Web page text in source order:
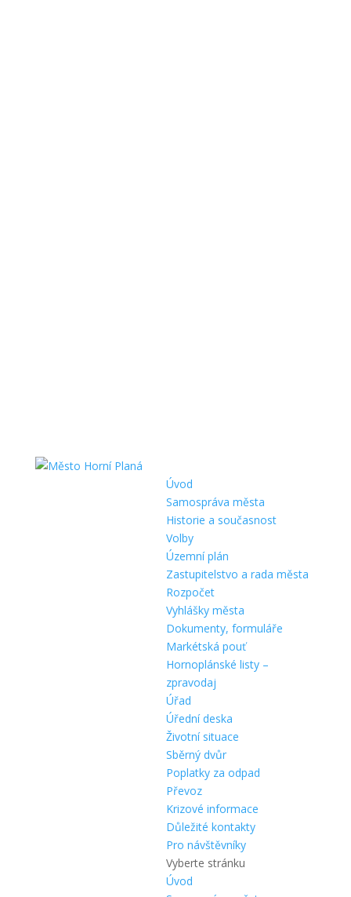
Úvod
Samospráva města
Historie a současnost
Volby
Územní plán
Zastupitelstvo a rada města
Rozpočet
Vyhlášky města
Dokumenty, formuláře
Markétská pouť
Hornoplánské listy –
zpravodaj
Úřad
Úřední deska
Životní situace
Sběrný dvůr
Poplatky za odpad
Převoz
Krizové informace
Důležité kontakty
Pro návštěvníky
Vyberte stránku
Úvod